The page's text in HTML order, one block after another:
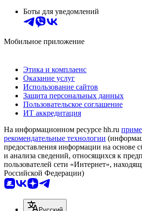
Боты для уведомлений
Мобильное приложение
Этика и комплаенс
Оказание услуг
Использование сайтов
Защита персональных данных
Пользовательское соглашение
ИТ аккредитация
На информационном ресурсе hh.ru
рекомендательные технологии
предоставления информации на основе
и анализа сведений, относящихся к
пользователей сети «Интернет»,
Российской Федерации)